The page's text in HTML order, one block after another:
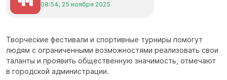
08:54, 25 ноября 2025
Творческие фестивали и спортивные турниры помогут
людям с ограниченными возможностями реализовать свои
таланты и проявить общественную значимость, отмечают
в городской администрации.